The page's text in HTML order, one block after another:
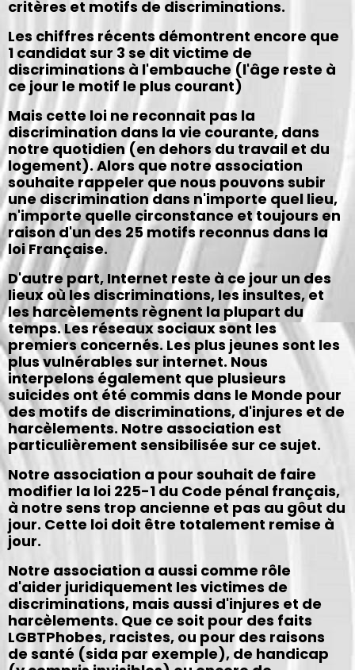
critères et motifs de discriminations.
Les chiffres récents démontrent encore que
1 candidat sur 3 se dit victime de
discriminations à l'embauche (l'âge reste à
ce jour le motif le plus courant)
Mais cette loi ne reconnait pas la
discrimination dans la vie courante, dans
notre quotidien (en dehors du travail et du
logement). Alors que notre association
souhaite rappeler que nous pouvons subir
une discrimination dans n'importe quel lieu,
n'importe quelle circonstance et toujours en
raison d'un des 25 motifs reconnus dans la
loi Française.
D'autre part, Internet reste à ce jour un des
lieux où les discriminations, les insultes, et
les harcèlements règnent la plupart du
temps. Les réseaux sociaux sont les
premiers concernés. Les plus jeunes sont les
plus vulnérables sur internet. Nous
interpelons également que plusieurs
suicides ont été commis dans le Monde pour
des motifs de discriminations, d'injures et de
harcèlements. Notre association est
particulièrement sensibilisée sur ce sujet.
Notre association a pour souhait de faire
modifier la loi 225-1 du Code pénal français,
à notre sens trop ancienne et pas au gôut du
jour. Cette loi doit être totalement remise à
jour.
Notre association a aussi comme rôle
d'aider juridiquement les victimes de
discriminations, mais aussi d'injures et de
harcèlements. Que ce soit pour des faits
LGBTPhobes, racistes, ou pour des raisons
de santé (sida par exemple), de handicap